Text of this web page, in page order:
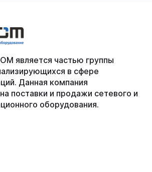
является частью группы
в сфере
Данная компания
поставки и продажи сетевого и
оборудования.